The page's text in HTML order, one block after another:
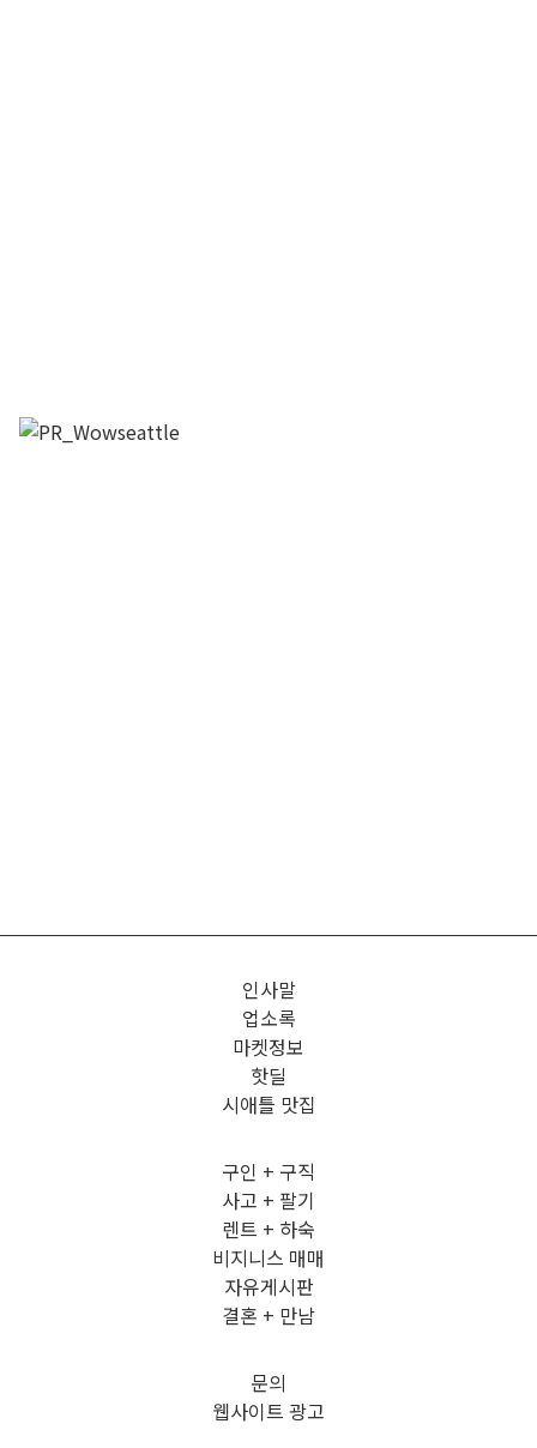
인사말
업소록
마켓정보
핫딜
시애틀 맛집
구인 + 구직
사고 + 팔기
렌트 + 하숙
비지니스 매매
자유게시판
결혼 + 만남
문의
웹사이트 광고